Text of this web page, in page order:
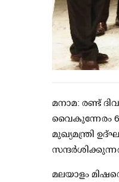
മനാമ: രണ്ട്
വൈകുന്നേരം
മുഖ്യമന്ത്രി
മലയാളം